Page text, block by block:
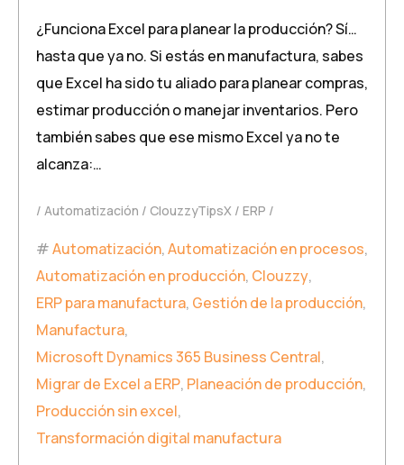
¿Funciona Excel para planear la producción? Sí…
hasta que ya no. Si estás en manufactura, sabes
que Excel ha sido tu aliado para planear compras,
estimar producción o manejar inventarios. Pero
también sabes que ese mismo Excel ya no te
alcanza:…
Automatización ClouzzyTipsX ERP
Automatización,Automatización en procesos,
Automatización en producción, Clouzzy,
ERP para manufactura, Gestión de la producción,
Manufactura,
Microsoft Dynamics 365 Business Central,
Migrar de Excel a ERP, Planeación de producción,
Producción sin excel,
Transformación digital manufactura